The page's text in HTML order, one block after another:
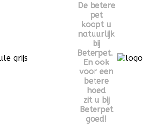
De betere
pet
koopt u
natuurlijk
bij
Beterpet.
En ook
voor een
betere
hoed
zit u bij
Beterpet
goed!